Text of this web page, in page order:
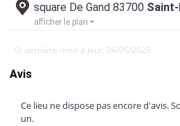
square De Gand 83700 Saint-
afficher le plan
dernière mise à jour: 04/06/2025
Avis
Ce lieu ne dispose pas encore d'avis.
un.